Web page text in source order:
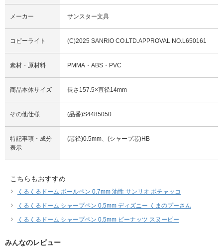
メーカー サンスター文具
コピーライト (C)2025 SANRIO CO.LTD.APPROVAL NO.L650161
素材・原材料 PMMA・ABS・PVC
商品本体サイズ 長さ157.5×直径14mm
その他仕様 (品番)S4485050
特記事項・成分
表示
(芯径)0.5mm、(シャープ芯)HB
こちらもおすすめ
くるくるドーム ボールペン 0.7mm 油性 サンリオ ポチャッコ
くるくるドーム シャープペン 0.5mm ディズニー くまのプーさん
くるくるドーム シャープペン 0.5mm ピーナッツ スヌーピー
みんなのレビュー